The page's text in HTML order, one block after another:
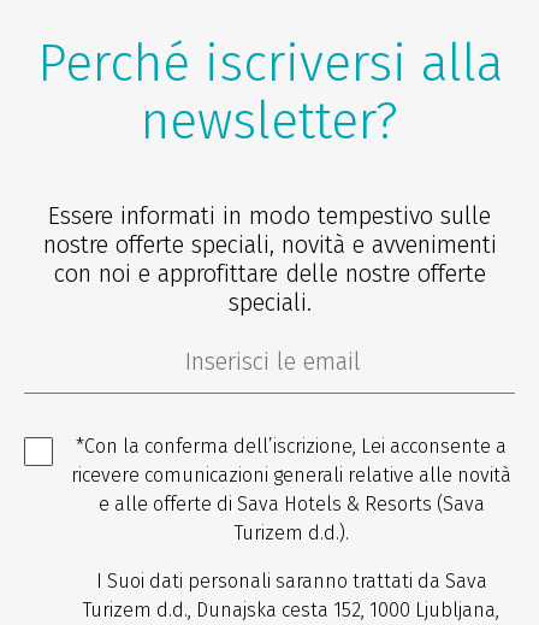
Perché iscriversi alla
newsletter?
Essere informati in modo tempestivo sulle
nostre offerte speciali, novità e avvenimenti
con noi e approfittare delle nostre offerte
speciali.
*Con la conferma dell’iscrizione, Lei acconsente a
ricevere comunicazioni generali relative alle novità
e alle offerte di Sava Hotels & Resorts (Sava
Turizem d.d.).
I Suoi dati personali saranno trattati da Sava
Turizem d.d., Dunajska cesta 152, 1000 Ljubljana,